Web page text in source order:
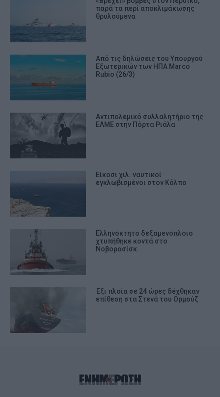
παρά τα περί αποκλιμάκωσης
θρυλούμενα
Από τις δηλώσεις του Υπουργού
Εξωτερικών των ΗΠΑ Marco
Rubio (26/3)
Αντιπολεμικό συλλαλητήριο της
ΕΛΜΕ στην Πόρτα Ριάλα
Είκοσι χιλ. ναυτικοί
εγκλωβισμένοι στον Κόλπο
Ελληνόκτητο δεξαμενόπλοιο
χτυπήθηκε κοντά στο
Νοβοροσίσκ
Έξι πλοία σε 24 ώρες δέχθηκαν
επίθεση στα Στενά του Ορμούζ